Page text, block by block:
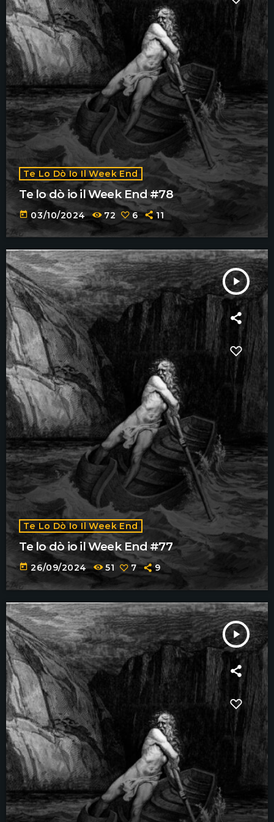
Te Lo Dò Io Il Week End
Te lo dò io il Week End #78
today 03/10/2024 72 6 11
play_arrow
Te Lo Dò Io Il Week End
Te lo dò io il Week End #77
today 26/09/2024 51 7 9
play_arrow